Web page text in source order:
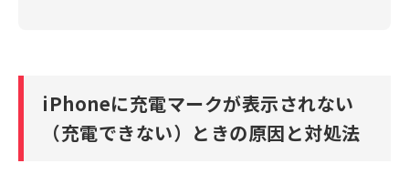
充電マークは表示されるが進まない（充電が進まな
い）ときの原因と対処法
Appleが定める性能基準を満たした充電ケーブルを使
iPhoneに充電マークが表示されない
（充電できない）ときの原因と対処法